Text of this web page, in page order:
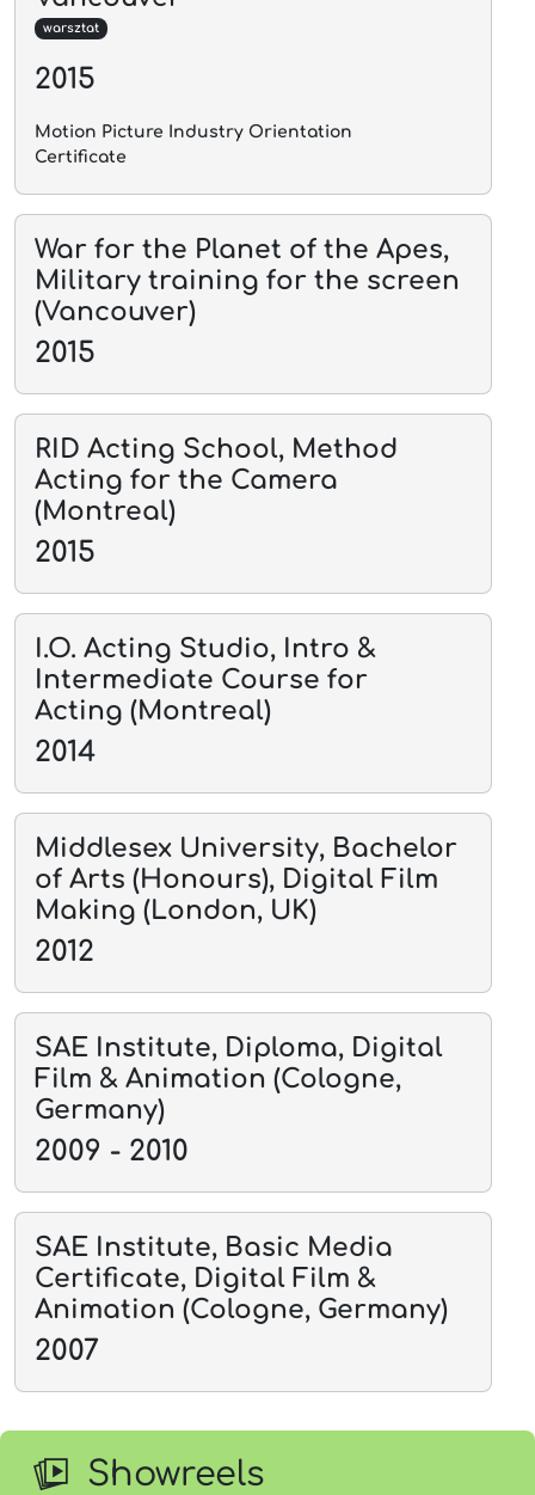
warsztat
2015
Motion Picture Industry Orientation
Certificate
War for the Planet of the Apes,
Military training for the screen
(Vancouver)
2015
RID Acting School, Method
Acting for the Camera
(Montreal)
2015
I.O. Acting Studio, Intro &
Intermediate Course for
Acting (Montreal)
2014
Middlesex University, Bachelor
of Arts (Honours), Digital Film
Making (London, UK)
2012
SAE Institute, Diploma, Digital
Film & Animation (Cologne,
Germany)
2009 - 2010
SAE Institute, Basic Media
Certificate, Digital Film &
Animation (Cologne, Germany)
2007
Showreels